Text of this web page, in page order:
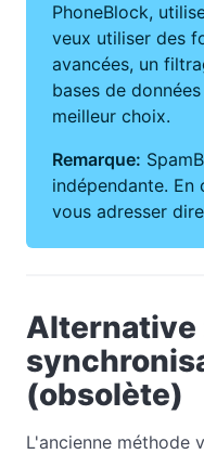
PhoneBlock,
veux utiliser des
avancées, un
bases de données
meilleur choix.
Remarque:
indépendante. En
vous adresser
Alternative
(obsolète)
L'ancienne méthode